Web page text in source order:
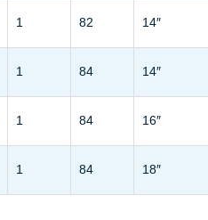
1 82 14″
1 84 14″
1 84 16″
1 84 18″